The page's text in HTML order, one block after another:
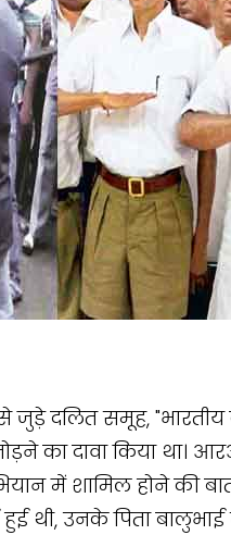
दलित समूह, "भारतीय
का दावा किया था।
में शामिल होने की
थी, उनके पिता